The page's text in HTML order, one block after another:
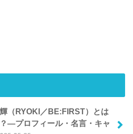
（RYOKI／BE:FIRST）とは
―プロフィール・名言・キャ